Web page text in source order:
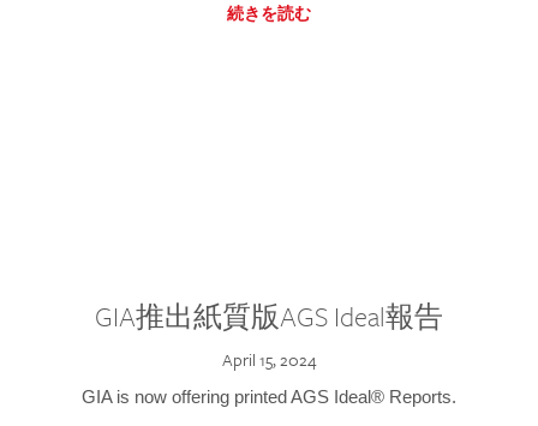
続きを読む
GIA推出紙質版AGS Ideal報告
April 15, 2024
GIA is now offering printed AGS Ideal® Reports.